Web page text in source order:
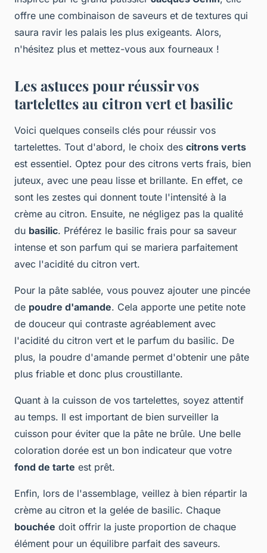
offre une combinaison de saveurs et de textures qui
saura ravir les palais les plus exigeants. Alors,
n'hésitez plus et mettez-vous aux fourneaux !
Les astuces pour réussir vos
tartelettes au citron vert et basilic
Voici quelques conseils clés pour réussir vos
tartelettes. Tout d'abord, le choix des citrons verts
est essentiel. Optez pour des citrons verts frais, bien
juteux, avec une peau lisse et brillante. En effet, ce
sont les zestes qui donnent toute l'intensité à la
crème au citron. Ensuite, ne négligez pas la qualité
du basilic. Préférez le basilic frais pour sa saveur
intense et son parfum qui se mariera parfaitement
avec l'acidité du citron vert.
Pour la pâte sablée, vous pouvez ajouter une pincée
de poudre d'amande. Cela apporte une petite note
de douceur qui contraste agréablement avec
l'acidité du citron vert et le parfum du basilic. De
plus, la poudre d'amande permet d'obtenir une pâte
plus friable et donc plus croustillante.
Quant à la cuisson de vos tartelettes, soyez attentif
au temps. Il est important de bien surveiller la
cuisson pour éviter que la pâte ne brûle. Une belle
coloration dorée est un bon indicateur que votre
fond de tarte est prêt.
Enfin, lors de l'assemblage, veillez à bien répartir la
crème au citron et la gelée de basilic. Chaque
bouchée doit offrir la juste proportion de chaque
élément pour un équilibre parfait des saveurs.